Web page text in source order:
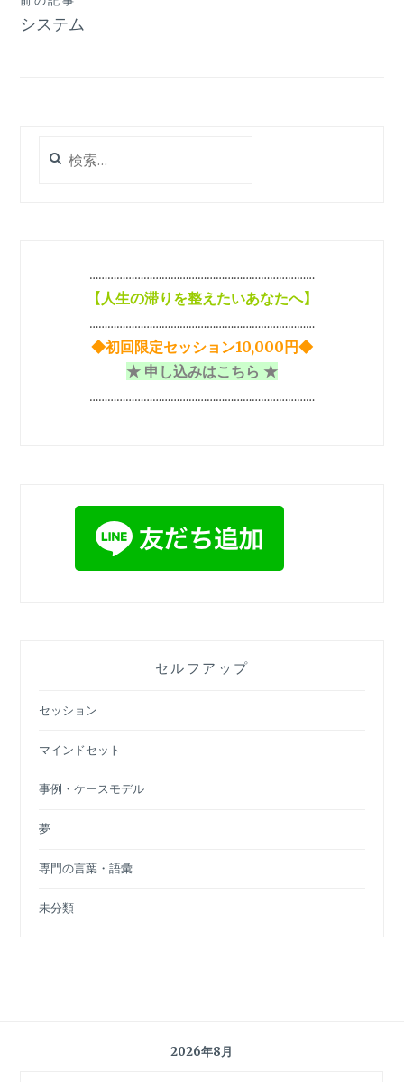
稿
システム
索:
…………………………………………………………………
【人生の滞りを整えたいあなたへ】
…………………………………………………………………
◆初回限定セッション10,000円◆
★ 申し込みはこちら ★
…………………………………………………………………
セルフアップ
セッション
マインドセット
事例・ケースモデル
夢
専門の言葉・語彙
未分類
2026年8月